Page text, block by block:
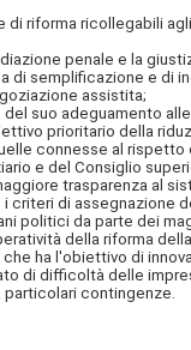
riforma ricollegabili
penale e la
di semplificazione e di
assistita;
suo adeguamento
prioritario della
connesse al
e del Consiglio
trasparenza al
criteri di
politici da parte dei
della riforma
ha l'obiettivo di
di difficoltà delle
contingenze.